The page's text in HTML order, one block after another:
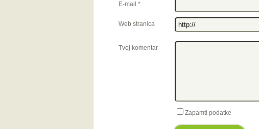
E-mail *
Web stranica
Tvoj komentar
Zapamti podatke